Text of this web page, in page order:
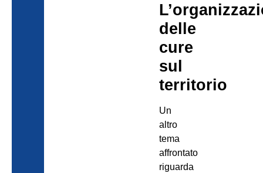
delle
cure
sul
territorio
Un
altro
tema
affrontato
riguarda